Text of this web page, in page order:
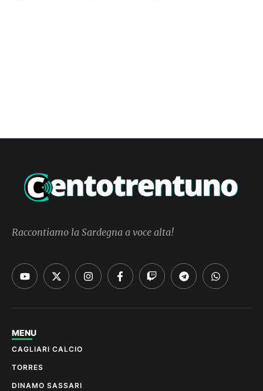
Raccontiamo la Sardegna a voce alta!
MENU
CAGLIARI CALCIO
TORRES
DINAMO SASSARI